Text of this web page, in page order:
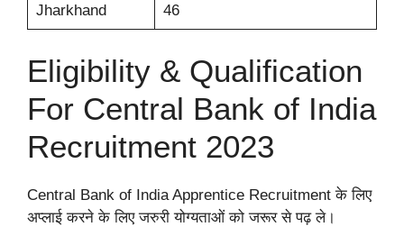
Jharkhand 46
Eligibility & Qualification
For Central Bank of India
Recruitment 2023
Central Bank of India Apprentice Recruitment के लिए
अप्लाई करने के लिए जरुरी योग्यताओं को जरूर से पढ़ ले।